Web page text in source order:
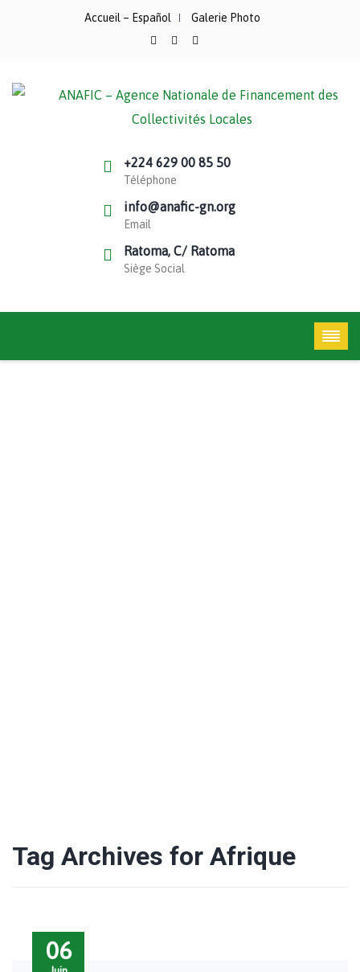
Accueil – Español Galerie Photo
+224 629 00 85 50
Téléphone
info@anafic-gn.org
Email
Ratoma, C/ Ratoma
Siège Social
Tag Archives for Afrique
06